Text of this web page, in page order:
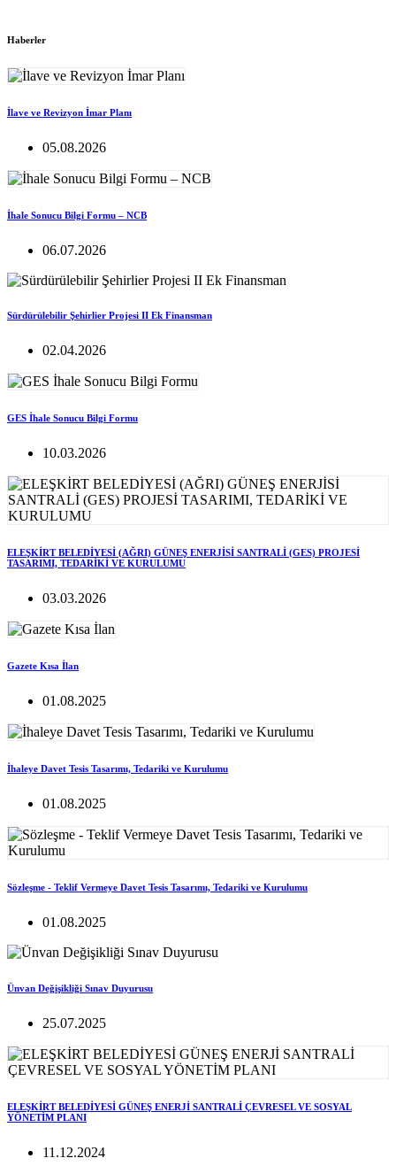
Haberler
İlave ve Revizyon İmar Planı
05.08.2026
İhale Sonucu Bilgi Formu – NCB
06.07.2026
Sürdürülebilir Şehirlier Projesi II Ek Finansman
02.04.2026
GES İhale Sonucu Bilgi Formu
10.03.2026
ELEŞKİRT BELEDİYESİ (AĞRI) GÜNEŞ ENERJİSİ SANTRALİ (GES) PROJESİ
TASARIMI, TEDARİKİ VE KURULUMU
03.03.2026
Gazete Kısa İlan
01.08.2025
İhaleye Davet Tesis Tasarımı, Tedariki ve Kurulumu
01.08.2025
Sözleşme - Teklif Vermeye Davet Tesis Tasarımı, Tedariki ve Kurulumu
01.08.2025
Ünvan Değişikliği Sınav Duyurusu
25.07.2025
ELEŞKİRT BELEDİYESİ GÜNEŞ ENERJİ SANTRALİ ÇEVRESEL VE SOSYAL
YÖNETİM PLANI
11.12.2024